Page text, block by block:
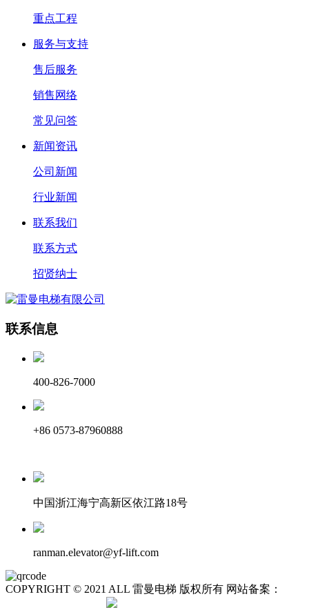
重点工程
服务与支持
售后服务
销售网络
常见问答
新闻资讯
公司新闻
行业新闻
联系我们
联系方式
招贤纳士
联系信息
400-826-7000
+86 0573-87960888
中国浙江海宁高新区依江路18号
ranman.elevator@yf-lift.com
COPYRIGHT © 2021 ALL 雷曼电梯 版权所有 网站备案：